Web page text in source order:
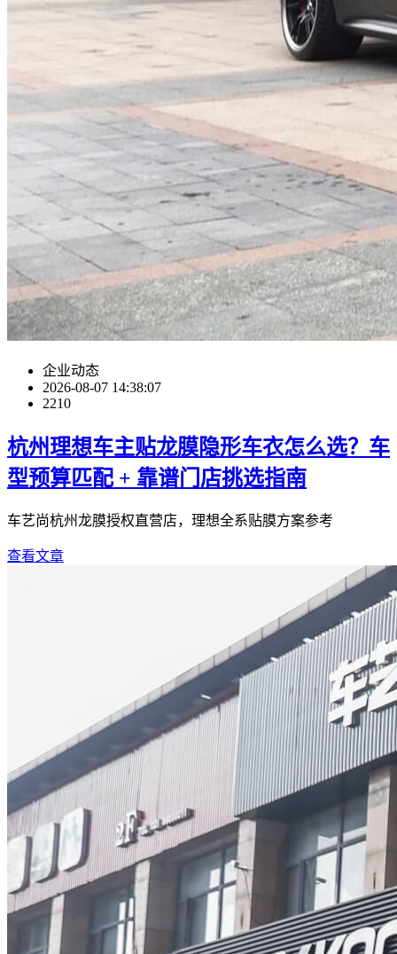
企业动态
2026-08-07 14:38:07
2210
杭州理想车主贴龙膜隐形车衣怎么选？车
型预算匹配 + 靠谱门店挑选指南
车艺尚杭州龙膜授权直营店，理想全系贴膜方案参考
查看文章